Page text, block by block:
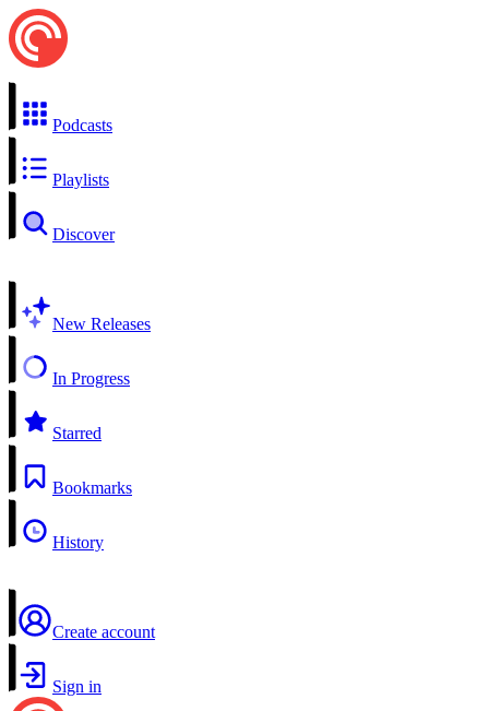
Podcasts
Playlists
Discover
New Releases
In Progress
Starred
Bookmarks
History
Create account
Sign in